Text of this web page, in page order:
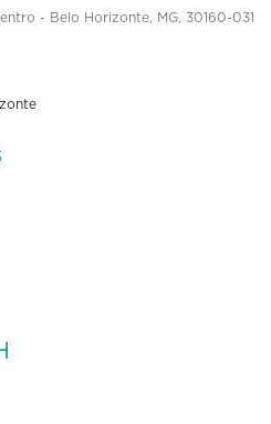
- Belo Horizonte, MG, 30160-031